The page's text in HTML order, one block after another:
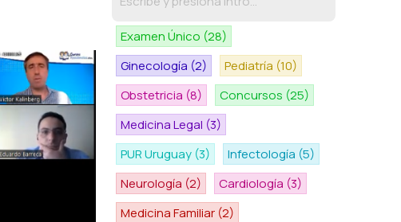
Examen Único (28)
Ginecología (2) Pediatría (10)
Obstetricia (8) Concursos (25)
Medicina Legal (3)
PUR Uruguay (3) Infectología (5)
Neurología (2) Cardiología (3)
Medicina Familiar (2)